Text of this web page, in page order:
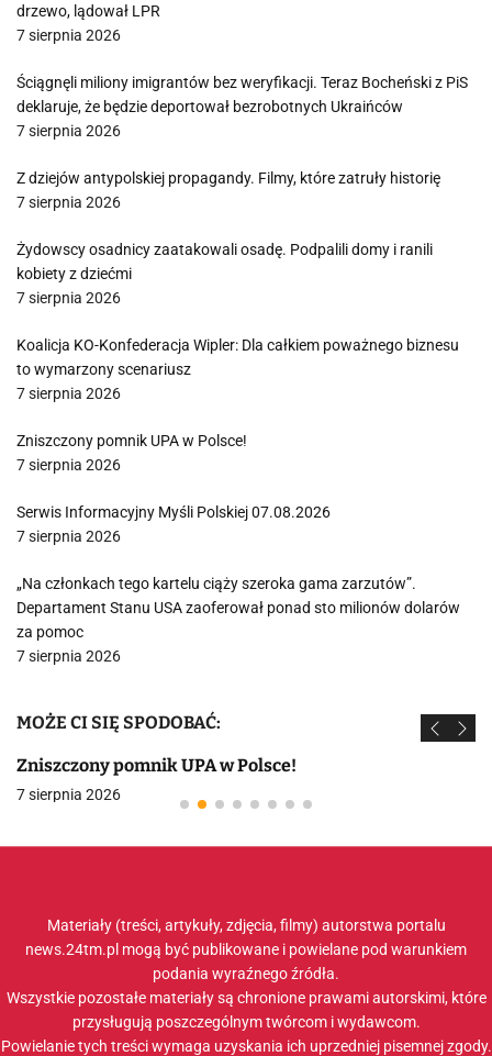
drzewo, lądował LPR
7 sierpnia 2026
Ściągnęli miliony imigrantów bez weryfikacji. Teraz Bocheński z PiS
deklaruje, że będzie deportował bezrobotnych Ukraińców
7 sierpnia 2026
Z dziejów antypolskiej propagandy. Filmy, które zatruły historię
7 sierpnia 2026
Żydowscy osadnicy zaatakowali osadę. Podpalili domy i ranili
kobiety z dziećmi
7 sierpnia 2026
Koalicja KO-Konfederacja Wipler: Dla całkiem poważnego biznesu
to wymarzony scenariusz
7 sierpnia 2026
Zniszczony pomnik UPA w Polsce!
7 sierpnia 2026
Serwis Informacyjny Myśli Polskiej 07.08.2026
7 sierpnia 2026
„Na członkach tego kartelu ciąży szeroka gama zarzutów”.
Departament Stanu USA zaoferował ponad sto milionów dolarów
za pomoc
7 sierpnia 2026
MOŻE CI SIĘ SPODOBAĆ:
Zniszczony pomnik UPA w Polsce!
7 sierpnia 2026
Materiały (treści, artykuły, zdjęcia, filmy) autorstwa portalu
news.24tm.pl mogą być publikowane i powielane pod warunkiem
podania wyraźnego źródła.
Wszystkie pozostałe materiały są chronione prawami autorskimi, które
przysługują poszczególnym twórcom i wydawcom.
Powielanie tych treści wymaga uzyskania ich uprzedniej pisemnej zgody.